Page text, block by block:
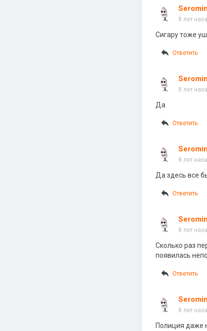
Seromin
8 лет
Сигару тоже
Ответить
Seromin
8 лет
Да
Ответить
Seromin
8 лет
Да здесь все
Ответить
Seromin
8 лет
Сколько раз
появилась
Ответить
Seromin
8 лет
Полиция даже